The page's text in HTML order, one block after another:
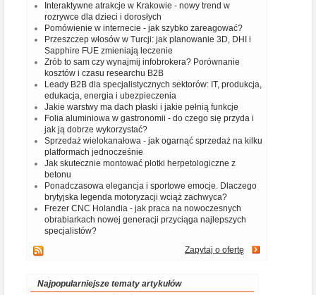
Interaktywne atrakcje w Krakowie - nowy trend w
rozrywce dla dzieci i dorosłych
Pomówienie w internecie - jak szybko zareagować?
Przeszczep włosów w Turcji: jak planowanie 3D, DHI i
Sapphire FUE zmieniają leczenie
Zrób to sam czy wynajmij infobrokera? Porównanie
kosztów i czasu researchu B2B
Leady B2B dla specjalistycznych sektorów: IT, produkcja,
edukacja, energia i ubezpieczenia
Jakie warstwy ma dach płaski i jakie pełnią funkcje
Folia aluminiowa w gastronomii - do czego się przyda i
jak ją dobrze wykorzystać?
Sprzedaż wielokanałowa - jak ogarnąć sprzedaż na kilku
platformach jednocześnie
Jak skutecznie montować płotki herpetologiczne z
betonu
Ponadczasowa elegancja i sportowe emocje. Dlaczego
brytyjska legenda motoryzacji wciąż zachwyca?
Frezer CNC Holandia - jak praca na nowoczesnych
obrabiarkach nowej generacji przyciąga najlepszych
specjalistów?
Zapytaj o ofertę
Najpopularniejsze tematy artykułów